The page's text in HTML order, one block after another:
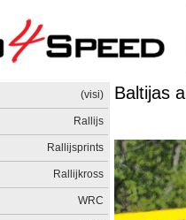
(visi)
Rallijs
Rallijsprints
Rallijkross
WRC
Baltijas